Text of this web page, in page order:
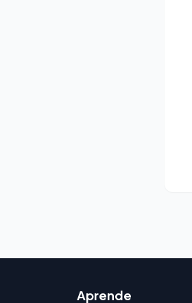
Aprende